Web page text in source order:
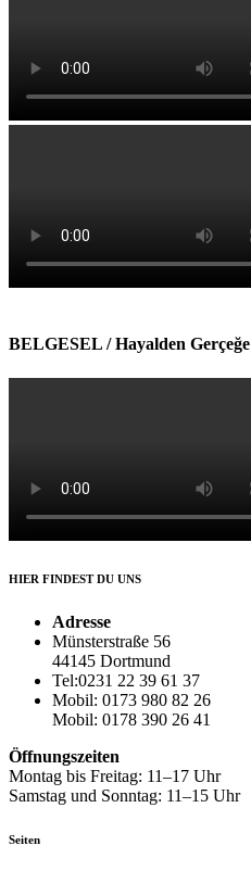
BELGESEL / Hayalden Gerçeğe
HIER FINDEST DU UNS
Adresse
Münsterstraße 56
44145 Dortmund
Tel:0231 22 39 61 37
Mobil: 0173 980 82 26
Mobil: 0178 390 26 41
Öffnungszeiten
Montag bis Freitag: 11–17 Uhr
Samstag und Sonntag: 11–15 Uhr
Seiten